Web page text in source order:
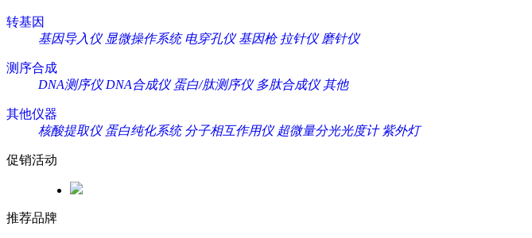
转基因
基因导入仪 显微操作系统 电穿孔仪 基因枪 拉针仪 磨针仪
测序合成
DNA测序仪 DNA合成仪 蛋白/肽测序仪 多肽合成仪 其他
其他仪器
核酸提取仪 蛋白纯化系统 分子相互作用仪 超微量分光光度计 紫外灯
促销活动
推荐品牌